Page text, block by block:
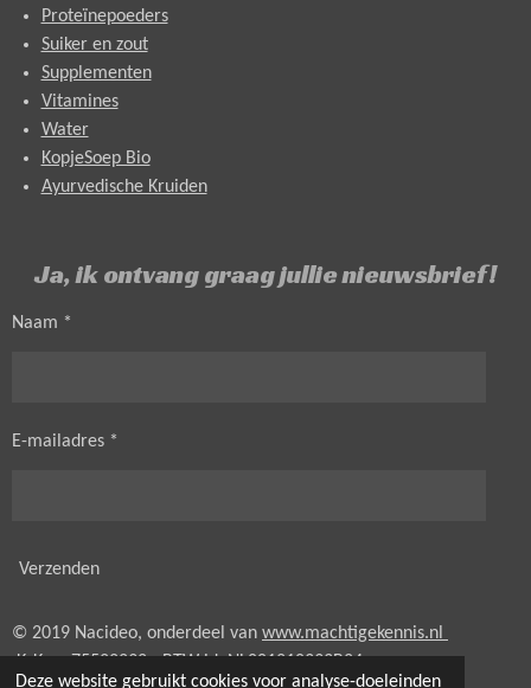
Deze website gebruikt cookies voor analyse-doeleinden
Proteïnepoeders
Suiker en zout
Supplementen
Vitamines
Water
KopjeSoep Bio
Ayurvedische Kruiden
Ja, ik ontvang graag jullie nieuwsbrief!
Naam *
E-mailadres *
Verzenden
© 2019 Nacideo, onderdeel van www.machtigekennis.nl
KvK nr. 75522292 - BTW id.NL001210393B24